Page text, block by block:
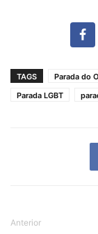
TAGS Parada do
Parada LGBT
Anterior